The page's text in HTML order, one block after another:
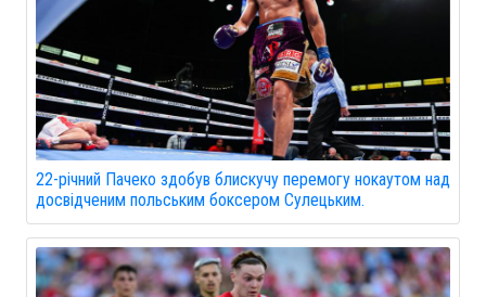
22-річний Пачеко здобув блискучу перемогу нокаутом над
досвідченим польським боксером Сулецьким.